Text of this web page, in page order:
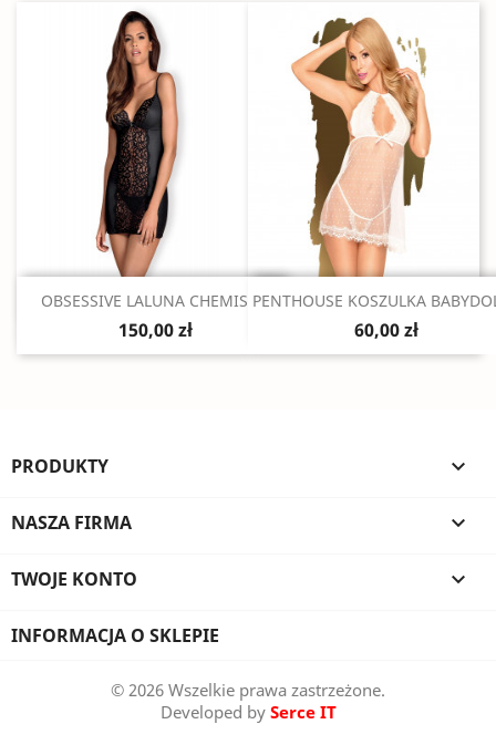
Szybki podgląd
OBSESSIVE LALUNA CHEMISE...
150,00 zł
Szybki podgląd
PENTHOUSE KOSZULKA
60,00 zł
PRODUKTY 
NASZA FIRMA 
TWOJE KONTO 
INFORMACJA O SKLEPIE
© 2026 Wszelkie prawa zastrzeżone.
Developed by Serce IT